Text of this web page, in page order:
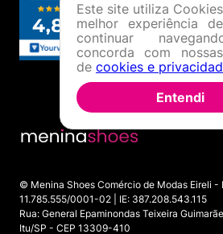
© Menina Shoes Comércio de Modas Eireli -
11.785.555/0001-02 | IE: 387.208.543.115
Rua: General Epaminondas Teixeira
Itu/SP - CEP 13309-410
Este site utiliza
melhor experiência
continuar
concorda com
de cookies e
Entendi